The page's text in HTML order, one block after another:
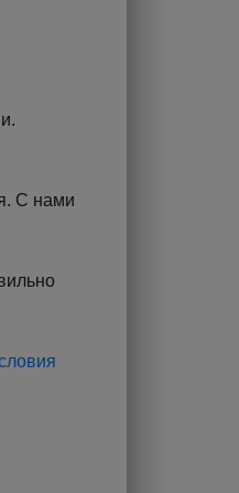
С нами